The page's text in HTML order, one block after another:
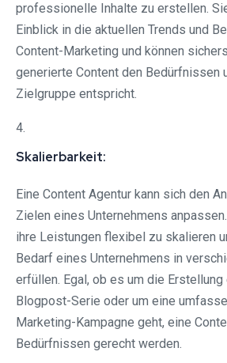
professionelle Inhalte zu erstellen.
Einblick in die aktuellen Trends und
Content-Marketing und können
generierte Content den Bedürfnissen
Zielgruppe entspricht.
4.
Skalierbarkeit:
Eine Content Agentur kann sich den
Zielen eines Unternehmens
ihre Leistungen flexibel zu skalieren
Bedarf eines Unternehmens in
erfüllen. Egal, ob es um die
Blogpost-Serie oder um eine
Marketing-Kampagne geht, eine
Bedürfnissen gerecht werden.